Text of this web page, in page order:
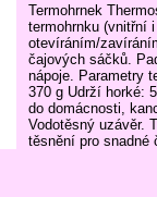
Termohrnek
termohrnku (vnitřní
otevíráním/
čajových sáčků.
nápoje. Parametry
370 g Udrží horké:
do domácnosti,
Vodotěsný uzávěr.
těsnění pro snadné